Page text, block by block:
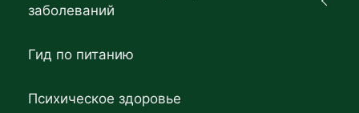
заболеваний
Гид по питанию
Психическое здоровье